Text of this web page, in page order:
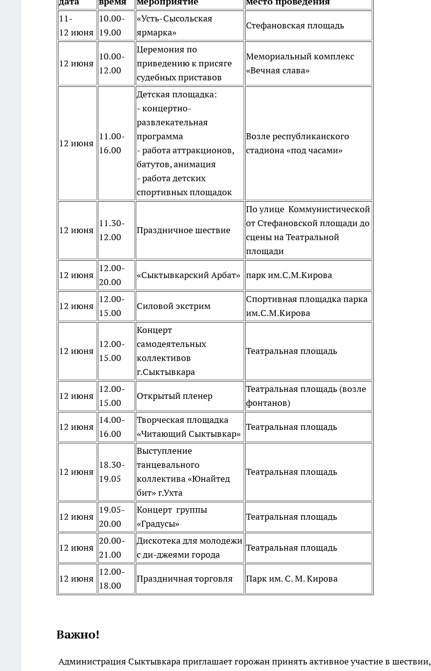
11-
12 июня
10.00-
19.00
«Усть-Сысольская
ярмарка»
Стефановская площадь
12 июня
10.00-
12.00
Церемония по
приведению к присяге
судебных приставов
Мемориальный комплекс
«Вечная слава»
12 июня
11.00-
16.00
Детская площадка:
- концертно-
развлекательная
программа
- работа аттракционов,
батутов, анимация
- работа детских
спортивных площадок
Возле республиканского
стадиона «под часами»
12 июня
11.30-
12.00
Праздничное шествие
По улице Коммунистической
от Стефановской площади до
сцены на Театральной
площади
12 июня
12.00-
20.00
«Сыктывкарский Арбат» парк им.С.М.Кирова
12 июня
12.00-
15.00
Силовой экстрим
Спортивная площадка парка
им.С.М.Кирова
12 июня
12.00-
15.00
Концерт
самодеятельных
коллективов
г.Сыктывкара
Театральная площадь
12 июня
12.00-
15.00
Открытый пленер
Театральная площадь (возле
фонтанов)
12 июня
14.00-
16.00
Творческая площадка
«Читающий Сыктывкар»
Театральная площадь
12 июня
18.30-
19.05
Выступление
танцевального
коллектива «Юнайтед
бит» г.Ухта
Театральная площадь
12 июня
19.05-
20.00
Концерт группы
«Градусы»
Театральная площадь
12 июня
20.00-
21.00
Дискотека для молодежи
с ди-джеями города
Театральная площадь
12 июня
12.00-
18.00
Праздничная торговля Парк им. С. М. Кирова
Важно!
Администрация Сыктывкара приглашает горожан принять активное участие в шествии,